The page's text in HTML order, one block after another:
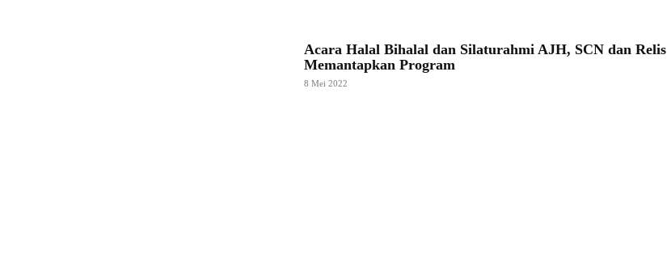
Acara Halal Bihalal dan Silaturahmi AJH, SCN dan Relis
Memantapkan Program
8 Mei 2022